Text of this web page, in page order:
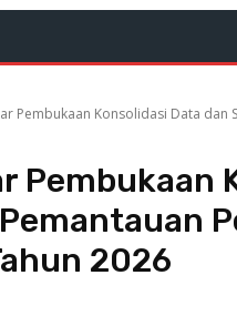
Pembukaan Konsolidasi Data dan
Pembukaan
2026